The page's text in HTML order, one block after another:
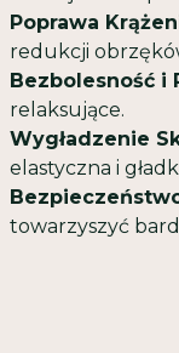
Poprawa
redukcji
Bezbolesność i
relaksujące.
Wygładzenie
elastyczna i
towarzyszyć